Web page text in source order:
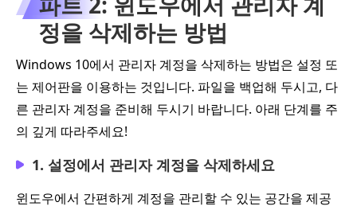
정을 삭제하는 방법
Windows 10에서 관리자 계정을 삭제하는 방법은 설정 또
는 제어판을 이용하는 것입니다. 파일을 백업해 두시고, 다
른 관리자 계정을 준비해 두시기 바랍니다. 아래 단계를 주
의 깊게 따라주세요!
1. 설정에서 관리자 계정을 삭제하세요
윈도우에서 간편하게 계정을 관리할 수 있는 공간을 제공